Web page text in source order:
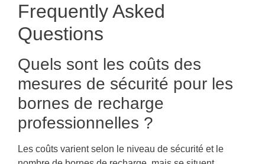
Frequently Asked
Questions
Quels sont les coûts des
mesures de sécurité pour les
bornes de recharge
professionnelles ?
Les coûts varient selon le niveau de sécurité et le